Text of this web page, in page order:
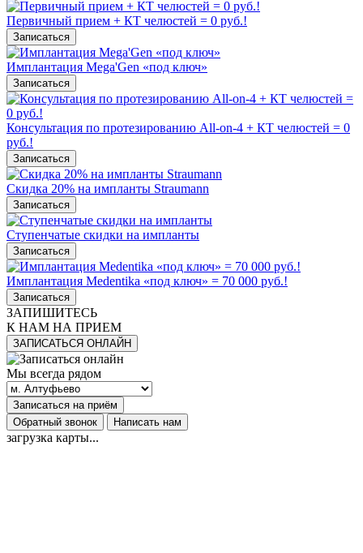
Первичный прием + КТ челюстей = 0 руб.!
Записаться
Имплантация Mega'Gen «под ключ»
Записаться
Консультация по протезированию All-on-4 + КТ челюстей = 0
руб.!
Записаться
Скидка 20% на импланты Straumann
Записаться
Ступенчатые скидки на импланты
Записаться
Имплантация Medentika «под ключ» = 70 000 руб.!
Записаться
ЗАПИШИТЕСЬ
К НАМ НА ПРИЕМ
ЗАПИСАТЬСЯ ОНЛАЙН
Мы всегда рядом
Записаться на приём
Обратный звонок
Написать нам
загрузка карты...